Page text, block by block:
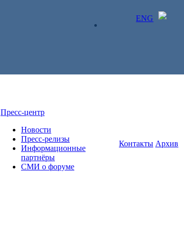
ENG
ЛИЧНЫЙ КАБИНЕТ
Пресс-центр
Новости
Пресс-релизы
Информационные
партнёры
СМИ о форуме
Контакты Архив